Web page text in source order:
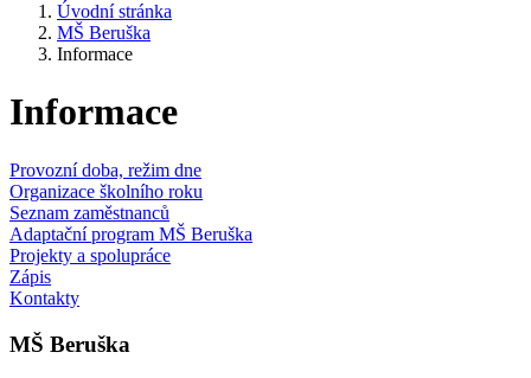
Úvodní stránka
MŠ Beruška
Informace
Informace
Provozní doba, režim dne
Organizace školního roku
Seznam zaměstnanců
Adaptační program MŠ Beruška
Projekty a spolupráce
Zápis
Kontakty
MŠ Beruška